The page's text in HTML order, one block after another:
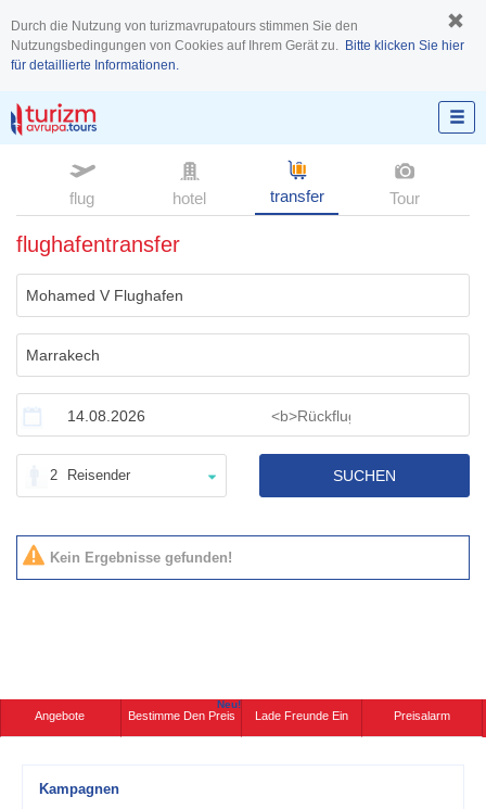
Durch die Nutzung von turizmavrupatours stimmen Sie den
Nutzungsbedingungen von Cookies auf Ihrem Gerät zu. Bitte klicken Sie hier
für detaillierte Informationen.
flug hotel transfer Tour
flughafentransfer
2 Reisender SUCHEN
Kein Ergebnisse gefunden!
Angebote Bestimme Den Preis
Neu!
Lade Freunde Ein Preisalarm
Kampagnen